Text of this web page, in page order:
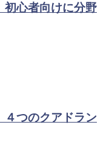
心者向けに分野
つのクアドラン